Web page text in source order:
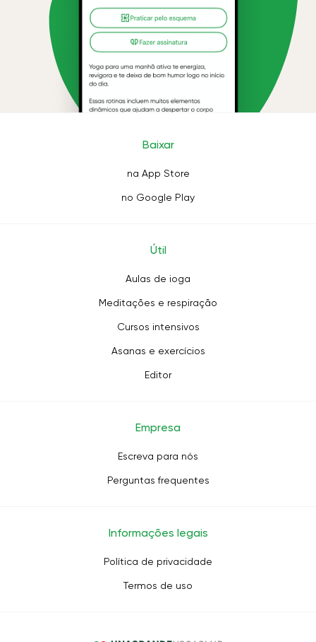
Baixar
na App Store
no Google Play
Útil
Aulas de ioga
Meditações e respiração
Cursos intensivos
Asanas e exercícios
Editor
Empresa
Escreva para nós
Perguntas frequentes
Informações legais
Política de privacidade
Termos de uso